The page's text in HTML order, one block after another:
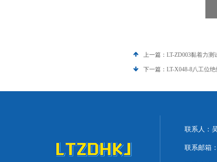
上一篇： LT-ZD003黏着力测
下一篇： LT-X048-8八工位
联系人：
联系邮箱